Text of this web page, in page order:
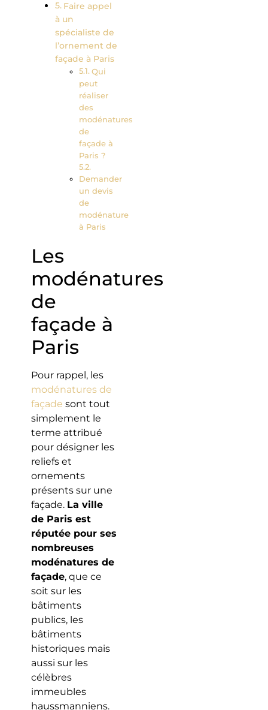
Faire appel
à un
spécialiste de
l’ornement de
façade à Paris
Qui
peut
réaliser
des
modénatures
de
façade à
Paris ?
Demander
un devis
de
modénature
à Paris
Les
modénatures
de
façade à
Paris
Pour rappel, les
modénatures de
façade sont tout
simplement le
terme attribué
pour désigner les
reliefs et
ornements
présents sur une
façade. La ville
de Paris est
réputée pour ses
nombreuses
modénatures de
façade, que ce
soit sur les
bâtiments
publics, les
bâtiments
historiques mais
aussi sur les
célèbres
immeubles
haussmanniens.